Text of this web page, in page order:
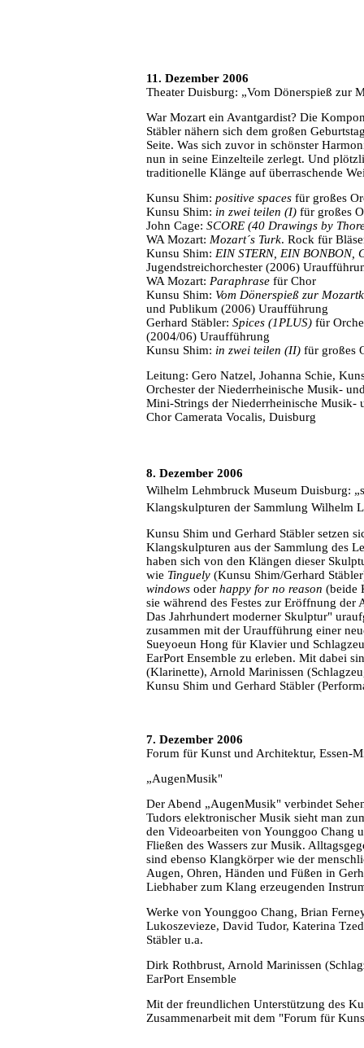
11. Dezember 2006
Theater Duisburg: „Vom Dönerspieß zur
War Mozart ein Avantgardist? Die
Stäbler nähern sich dem großen
Seite. Was sich zuvor in schönster
nun in seine Einzelteile zerlegt. Und
traditionelle Klänge auf überraschende
Kunsu Shim: positive spaces für großes
Kunsu Shim: in zwei teilen (I) für großes
John Cage: SCORE (40 Drawings by
WA Mozart: Mozart´s Turk. Rock für
Kunsu Shim: EIN STERN, EIN BONBON,
Jugendstreichorchester (2006)
WA Mozart: Paraphrase für Chor
Kunsu Shim: Vom Dönerspieß zur
und Publikum (2006) Uraufführung
Gerhard Stäbler: Spices (1PLUS) für
(2004/06) Uraufführung
Kunsu Shim: in zwei teilen (II) für großes
Leitung: Gero Natzel, Johanna Schie,
Orchester der Niederrheinische Musik-
Mini-Strings der Niederrheinische Musik-
Chor Camerata Vocalis, Duisburg
8. Dezember 2006
Wilhelm Lehmbruck Museum Duisburg:
Klangskulpturen der Sammlung Wilhelm
Kunsu Shim und Gerhard Stäbler setzen
Klangskulpturen aus der Sammlung des
haben sich von den Klängen dieser
wie Tinguely (Kunsu Shim/Gerhard
windows oder happy for no reason (beide
sie während des Festes zur Eröffnung
Das Jahrhundert moderner Skulptur"
zusammen mit der Uraufführung einer
Sueyoeun Hong für Klavier und
EarPort Ensemble zu erleben. Mit dabei
(Klarinette), Arnold Marinissen
Kunsu Shim und Gerhard Stäbler
7. Dezember 2006
Forum für Kunst und Architektur, Essen-
„AugenMusik"
Der Abend „AugenMusik" verbindet
Tudors elektronischer Musik sieht man
den Videoarbeiten von Younggoo Chang
Fließen des Wassers zur Musik.
sind ebenso Klangkörper wie der
Augen, Ohren, Händen und Füßen in
Liebhaber zum Klang erzeugenden
Werke von Younggoo Chang, Brian
Lukoszevieze, David Tudor, Katerina
Stäbler u.a.
Dirk Rothbrust, Arnold Marinissen
EarPort Ensemble
Mit der freundlichen Unterstützung des
Zusammenarbeit mit dem "Forum für